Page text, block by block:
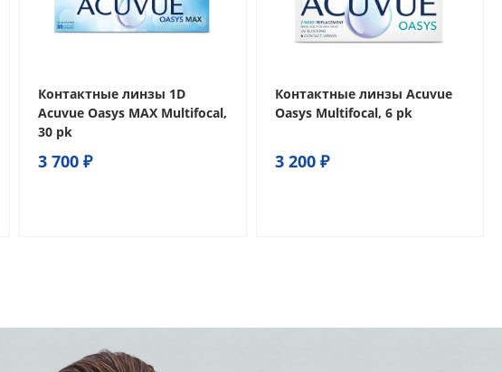
Контактные линзы 1D
Acuvue Oasys MAX Multifocal,
30 pk
3 700 ₽
Контактные линзы Acuvue
Oasys Multifocal, 6 pk
3 200 ₽